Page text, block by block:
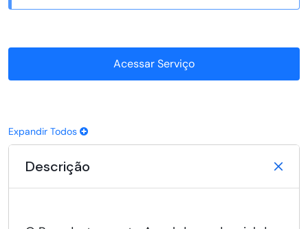
Acessar Serviço
Expandir Todos
Descrição